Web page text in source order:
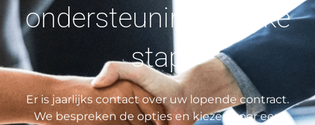
ondersteuning bij elke
stap
Er is jaarlijks contact over uw lopende contract.
We bespreken de opties en kiezen voor een